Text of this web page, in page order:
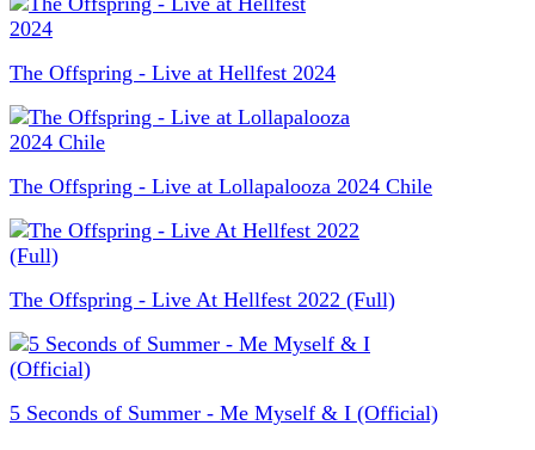
The Offspring - Live at Hellfest 2024
The Offspring - Live at Lollapalooza 2024 Chile
The Offspring - Live At Hellfest 2022 (Full)
5 Seconds of Summer - Me Myself & I (Official)